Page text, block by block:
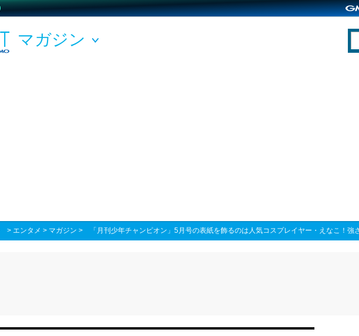
マガジン
> エンタメ > マガジン > 「月刊少年チャンピオン」5月号の表紙を飾るのは人気コスプレイヤー・えなこ！強